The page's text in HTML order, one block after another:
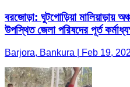
বরজোড়া: ঘুটগোড়িয়া মালিয়াড়ায়
উপস্থিত জেলা পরিষদের পূর্ত
Barjora, Bankura | Feb 19,